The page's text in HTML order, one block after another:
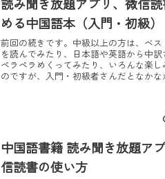
める中国語本（入門・初級）
前回の続きです。中級以上の方は、ベ
を読んでみたり、日本語や英語から中訳
ペラペラめくってみたり、いろんな楽し
のですが、入門・初級者さんだとなかな
中国語書籍 読み聞き放題ア
信読書の使い方